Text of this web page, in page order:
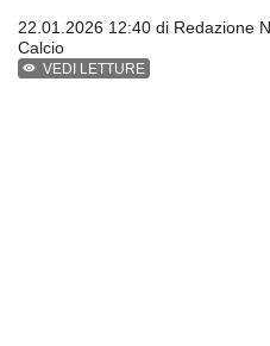
22.01.2026 12:40 di Redazione
Calcio
VEDI LETTURE